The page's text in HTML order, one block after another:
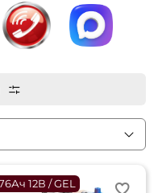
12В / GEL